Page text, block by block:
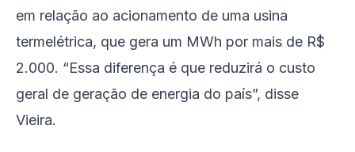
em relação ao acionamento de uma usina
termelétrica, que gera um MWh por mais de R$
2.000. “Essa diferença é que reduzirá o custo
geral de geração de energia do país”, disse
Vieira.